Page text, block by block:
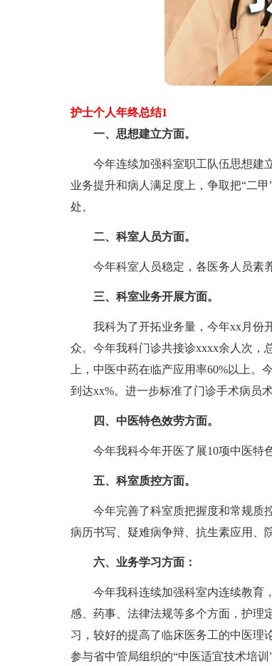
护士个人年终总结1
一、思想建立方面。
今年连续加强科室职工队伍思想建立
业务提升和病人满足度上，争取把“二
处。
二、科室人员方面。
今年科室人员稳定，各医务人员素养
三、科室业务开展方面。
我科为了开拓业务量，今年xx月份开
众。今年我科门诊共接诊xxxx余人次，
上，中医中药在临产应用率60%以上
到达xx%。进一步标准了门诊手术病员
四、中医特色效劳方面。
今年我科今年开医了展10项中医特色
五、科室质控方面。
今年完善了科室质把握度和常规质控
病历书写、疑难病争辩、抗生素应用、
六、业务学习方面：
今年我科连续加强科室内连续教育，
感、药事、法律法规等多个方面，护理
习，较好的提高了临床医务工的中医理
参与省中管局组织的“中医适宜技术培